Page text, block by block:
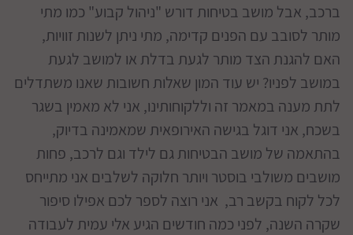
ברכב, אבל מושב בטיחות דורש "ניהול קבוע" כמו מתי
מותר לסובב עם הפנים קדימה, מתי ניתן לשנות זוויות,
האם להגנת הצד מותר לגעת בדלת או למושב לגעת
במושב לפניו? יש עוד המון שאלות חשובות שאנו משתדלים
לתת מענה במאמר זה וללקוחותינו, אני לא מאמין בשגר
בשכח, אני דוגל בגישה האירופאית שמאמינה בדיוק,
בהתאמה של מושב הבטיחות גם לילד וגם לרכב, פחות
מושבים משולבי בוסטר ויותר חלוקה לשלבים אני מתייחס
לכל לקוח בקשב רב, אני רוצה לספר לכם אפילו סיפור
שקרה השנה, לפני כמה חודשים הגיע אלי עמית לעבודה